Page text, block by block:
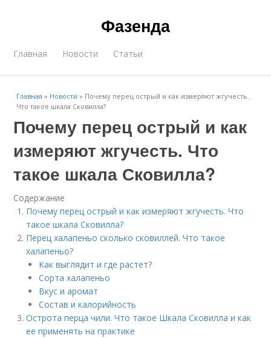
Фазенда
Главная Новости Статьи
Главная » Новости » Почему перец острый и как измеряют жгучесть.
Что такое шкала Сковилла?
Почему перец острый и как
измеряют жгучесть. Что
такое шкала Сковилла?
Содержание
Почему перец острый и как измеряют жгучесть. Что
такое шкала Сковилла?
Перец халапеньо сколько сковиллей. Что такое
халапеньо?
Как выглядит и где растет?
Сорта халапеньо
Вкус и аромат
Состав и калорийность
Острота перца чили. Что такое Шкала Сковилла и как
ее применять на практике